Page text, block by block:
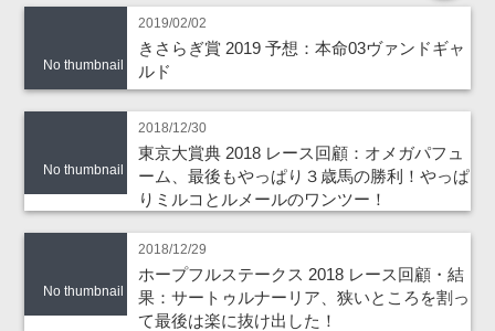
No thumbnail
2019/02/02
きさらぎ賞 2019 予想：本命03ヴァンドギャ
ルド
No thumbnail
2018/12/30
東京大賞典 2018 レース回顧：オメガパフュ
ーム、最後もやっぱり３歳馬の勝利！やっぱ
りミルコとルメールのワンツー！
No thumbnail
2018/12/29
ホープフルステークス 2018 レース回顧・結
果：サートゥルナーリア、狭いところを割っ
て最後は楽に抜け出した！